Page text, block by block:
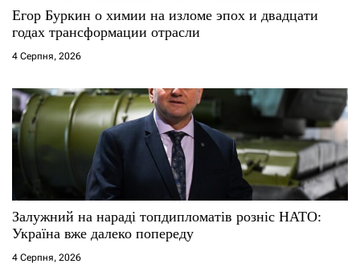
с
і
в
Егор Буркин о химии на изломе эпох и двадцати
годах трансформации отрасли
4 Серпня, 2026
Залужний на нараді топдипломатів розніс НАТО:
Україна вже далеко попереду
4 Серпня, 2026